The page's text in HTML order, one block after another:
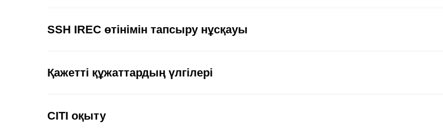
SSH IREC өтінімін тапсыру нұсқауы
Қажетті құжаттардың үлгілері
CITI оқыту